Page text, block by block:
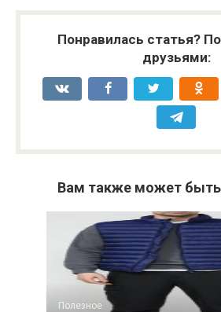
Понравилась статья?
друзьями:
Вам также может быть
Полезное